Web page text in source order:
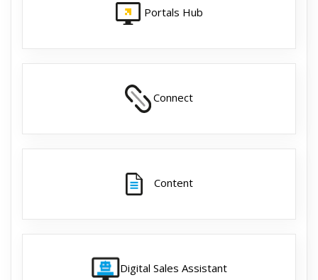
Portals Hub
Connect
Content
Digital Sales Assistant